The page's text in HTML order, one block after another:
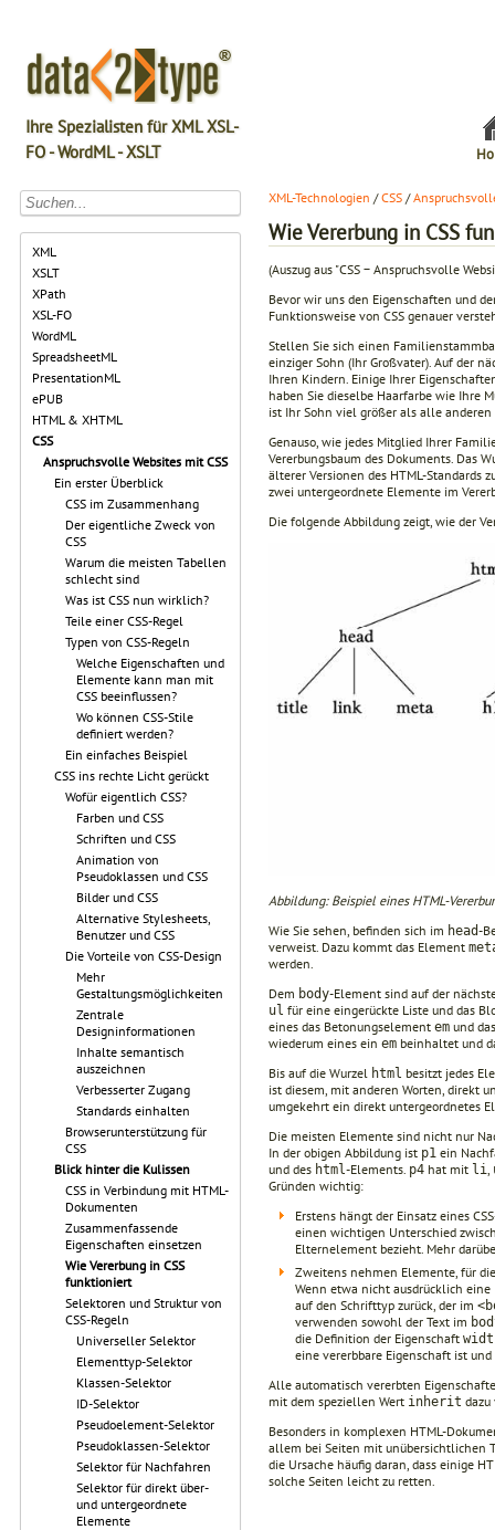
Ihre Spezialisten für XML XSL-
FO - WordML - XSLT
XML
XSLT
XPath
XSL-FO
WordML
SpreadsheetML
PresentationML
ePUB
HTML & XHTML
CSS
Anspruchsvolle Websites mit CSS
Ein erster Überblick
CSS im Zusammenhang
Der eigentliche Zweck von
CSS
Warum die meisten Tabellen
schlecht sind
Was ist CSS nun wirklich?
Teile einer CSS-Regel
Typen von CSS-Regeln
Welche Eigenschaften und
Elemente kann man mit
CSS beeinflussen?
Wo können CSS-Stile
definiert werden?
Ein einfaches Beispiel
CSS ins rechte Licht gerückt
Wofür eigentlich CSS?
Farben und CSS
Schriften und CSS
Animation von
Pseudoklassen und CSS
Bilder und CSS
Alternative Stylesheets,
Benutzer und CSS
Die Vorteile von CSS-Design
Mehr
Gestaltungsmöglichkeiten
Zentrale
Designinformationen
Inhalte semantisch
auszeichnen
Verbesserter Zugang
Standards einhalten
Browserunterstützung für
CSS
Blick hinter die Kulissen
CSS in Verbindung mit HTML-
Dokumenten
Zusammenfassende
Eigenschaften einsetzen
Wie Vererbung in CSS
funktioniert
Selektoren und Struktur von
CSS-Regeln
Universeller Selektor
Elementtyp-Selektor
Klassen-Selektor
ID-Selektor
Pseudoelement-Selektor
Pseudoklassen-Selektor
Selektor für Nachfahren
Selektor für direkt über-
und untergeordnete
Elemente
XML-Technologien /CSS /
Wie Vererbung in CSS
(Auszug aus "CSS − Anspruchsvolle
Bevor wir uns den Eigenschaften und
Funktionsweise von CSS genauer
Stellen Sie sich einen
einziger Sohn (Ihr Großvater). Auf der
Ihren Kindern. Einige Ihrer
haben Sie dieselbe Haarfarbe wie Ihre
ist Ihr Sohn viel größer als alle
Genauso, wie jedes Mitglied Ihrer
Vererbungsbaum des Dokuments. Das
älterer Versionen des HTML-Standards
zwei untergeordnete Elemente im
Die folgende Abbildung zeigt, wie der
Abbildung: Beispiel eines HTML-
Wie Sie sehen, befinden sich im head-
verweist. Dazu kommt das Element
werden.
Dem body-Element sind auf der
ul für eine eingerückte Liste und das
eines das Betonungselement em und
wiederum eines ein em beinhaltet und
Bis auf die Wurzel html besitzt jedes
ist diesem, mit anderen Worten, direkt
umgekehrt ein direkt untergeordnetes
Die meisten Elemente sind nicht nur
In der obigen Abbildung ist p1 ein
und des html-Elements. p4 hat mit li
Gründen wichtig:
Erstens hängt der Einsatz eines
einen wichtigen Unterschied
Elternelement bezieht. Mehr
Zweitens nehmen Elemente, für
Wenn etwa nicht ausdrücklich eine
auf den Schrifttyp zurück, der im
verwenden sowohl der Text im
die Definition der Eigenschaft
eine vererbbare Eigenschaft ist und
Alle automatisch vererbten
mit dem speziellen Wert inherit
Besonders in komplexen HTML-
allem bei Seiten mit unübersichtlichen
die Ursache häufig daran, dass einige
solche Seiten leicht zu retten.